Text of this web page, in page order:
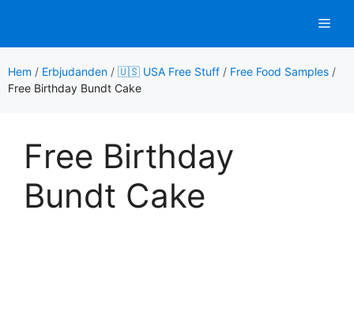
innehåll
Hem / Erbjudanden / 🇺🇸 USA Free Stuff / Free Food Samples /
Free Birthday Bundt Cake
Free Birthday
Bundt Cake